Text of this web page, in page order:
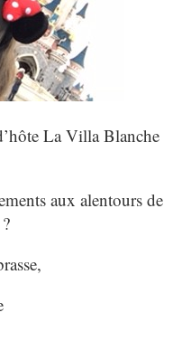
La Villa Blanche
aux alentours de